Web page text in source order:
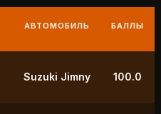
АВТОМОБИЛЬ БАЛЛЫ